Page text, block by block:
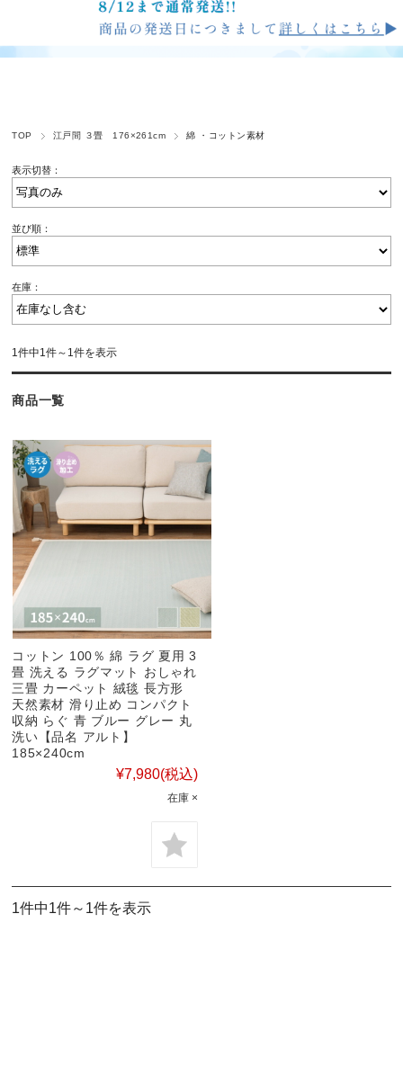
TOP 江戸間 ３畳 176×261cm 綿 ・コットン素材
表示切替：
並び順：
在庫：
1件中1件～1件を表示
商品一覧
コットン 100％ 綿 ラグ 夏用 3
畳 洗える ラグマット おしゃれ
三畳 カーペット 絨毯 長方形
天然素材 滑り止め コンパクト
収納 らぐ 青 ブルー グレー 丸
洗い【品名 アルト】
185×240cm
¥7,980(税込)
在庫 ×
1件中1件～1件を表示